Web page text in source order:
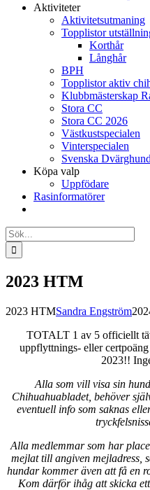
Aktiviteter
Aktivitetsutmaning
Topplistor
Korthår
Långhår
BPH
Topplistor aktiv
Klubbmästerskap
Stora CC
Stora CC 2026
Västkustspecialen
Vinterspecialen
Svenska
Köpa valp
Uppfödare
Rasinformatörer
Sök
efter:
2023 HTM
2023 HTMSandra Engström
TOTALT 1 av 5 officiellt
uppflyttnings- eller
2023!!
Alla som vill visa sin
Chihuahuabladet, behöver
eventuell info som saknas
Alla medlemmar som har
mejlat till angiven mejladress,
hundar kommer även att få en
Kom därför ihåg att skicka